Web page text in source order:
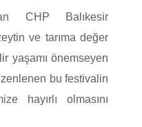
CHP Balıkesir
ve tarıma değer
yaşamı önemseyen
bu festivalin
hayırlı olmasını